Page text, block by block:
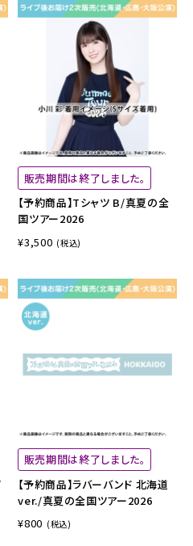
販売期間は終了しました。
【予約商品】Tシャツ B/真夏の全
国ツアー2026
¥3,500 (税込)
販売期間は終了しました。
【予約商品】ラバーバンド 北海道
ver./真夏の全国ツアー2026
¥800 (税込)